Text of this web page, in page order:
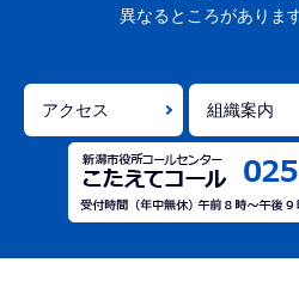
で
異なるところがあります
アクセス 組織案内